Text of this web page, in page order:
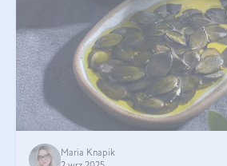
Maria Knapik